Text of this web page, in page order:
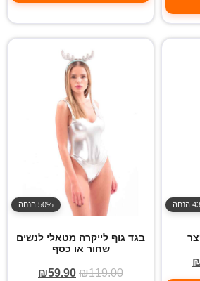
50% הנחה
בגד גוף לייקרה מטאלי לנשים
שחור או כסף
₪119.00
₪59.90